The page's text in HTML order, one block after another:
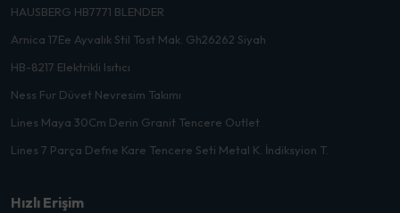
HAUSBERG HB7771 BLENDER
Arnica 17Ee Ayvalık Stil Tost Mak. Gh26262 Siyah
HB-8217 Elektrikli Isıtıcı
Ness Fur Düvet Nevresim Takımı
Lines Maya 30Cm Derin Granit Tencere Outlet
Lines 7 Parça Defne Kare Tencere Seti Metal K. İndiksyion T.
Hızlı Erişim